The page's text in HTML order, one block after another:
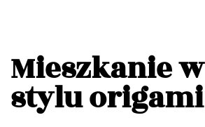
Mieszkanie w
stylu origami